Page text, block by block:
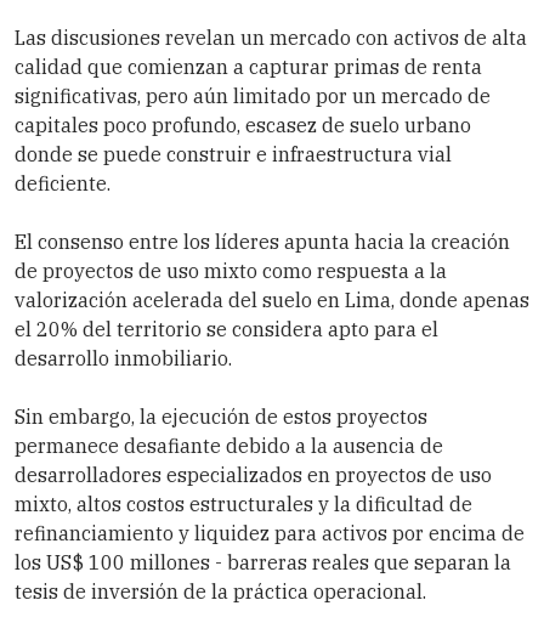
Las discusiones revelan un mercado con activos de alta
calidad que comienzan a capturar primas de renta
significativas, pero aún limitado por un mercado de
capitales poco profundo, escasez de suelo urbano
donde se puede construir e infraestructura vial
deficiente.
El consenso entre los líderes apunta hacia la creación
de proyectos de uso mixto como respuesta a la
valorización acelerada del suelo en Lima, donde apenas
el 20% del territorio se considera apto para el
desarrollo inmobiliario.
Sin embargo, la ejecución de estos proyectos
permanece desafiante debido a la ausencia de
desarrolladores especializados en proyectos de uso
mixto, altos costos estructurales y la dificultad de
refinanciamiento y liquidez para activos por encima de
los US$ 100 millones - barreras reales que separan la
tesis de inversión de la práctica operacional.